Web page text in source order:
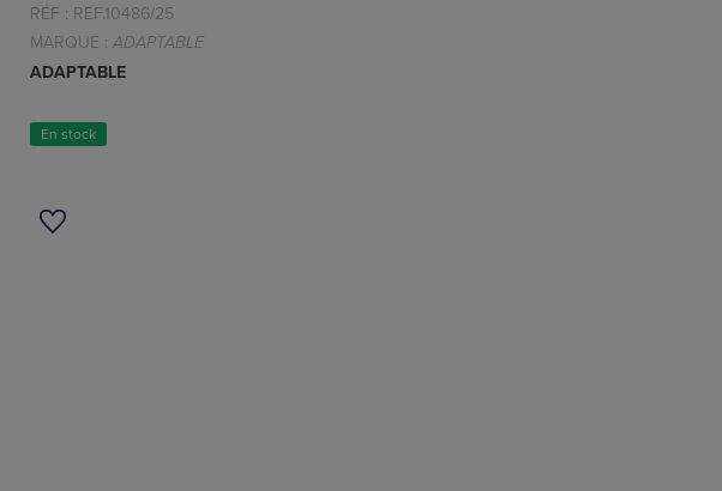
RÉF : REF.10486/25
MARQUE : ADAPTABLE
ADAPTABLE
En stock